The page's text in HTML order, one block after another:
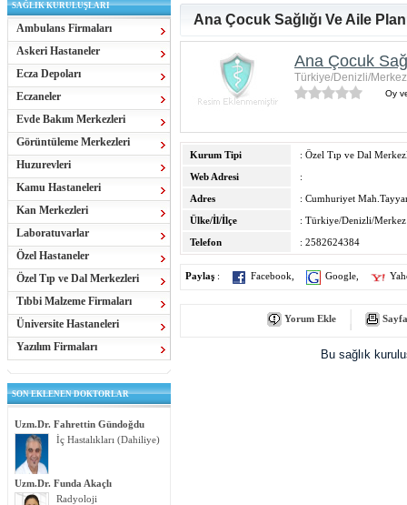
SAĞLIK KURULUŞLARI
Ambulans Firmaları
Askeri Hastaneler
Ecza Depoları
Eczaneler
Evde Bakım Merkezleri
Görüntüleme Merkezleri
Huzurevleri
Kamu Hastaneleri
Kan Merkezleri
Laboratuvarlar
Özel Hastaneler
Özel Tıp ve Dal Merkezleri
Tıbbi Malzeme Firmaları
Üniversite Hastaneleri
Yazılım Firmaları
SON EKLENEN DOKTORLAR
Uzm.Dr. Fahrettin Gündoğdu
İç Hastalıkları (Dahiliye)
Uzm.Dr. Funda Akaçlı
Radyoloji
Ana Çocuk Sağlığı Ve Aile
Ana Çocuk
Türkiye/Denizli/
Oy
Kurum Tipi
: Özel Tıp ve Dal
Web Adresi
:
Adres
: Cumhuriyet
Ülke/İl/İlçe
: Türkiye/Denizli/
Telefon
: 2582624384
Paylaş : Facebook Google
Yorum Ekle
Bu sağlık